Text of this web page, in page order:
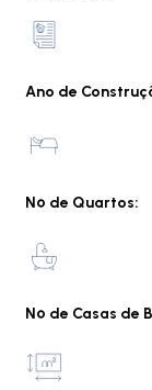
Ano de
Nº de Quartos:
Nº de Casas de